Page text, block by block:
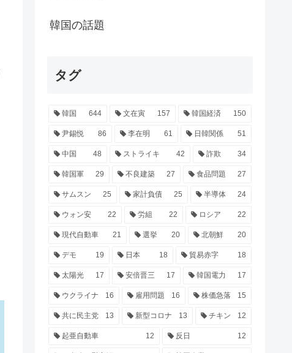
韓国の話題
タグ
韓国 644 文在寅 157 韓国経済 150
尹錫悦 86 李在明 61 日韓関係 51
中国 48 ストライキ 42 詐欺 34
韓国軍 29 不良建築 27 食品問題 27
サムスン 25 家計負債 25 半導体 24
ウォン安 22 労組 22 ロシア 22
現代自動車 21 選挙 20 北朝鮮 20
デモ 19 日本 18 貿易赤字 18
太陽光 17 安倍晋三 17 韓国電力 17
ウクライナ 16 雇用問題 16 株価急落 15
共に民主党 13 新型コロナ 13 チキン 12
起亜自動車 12 反日 12